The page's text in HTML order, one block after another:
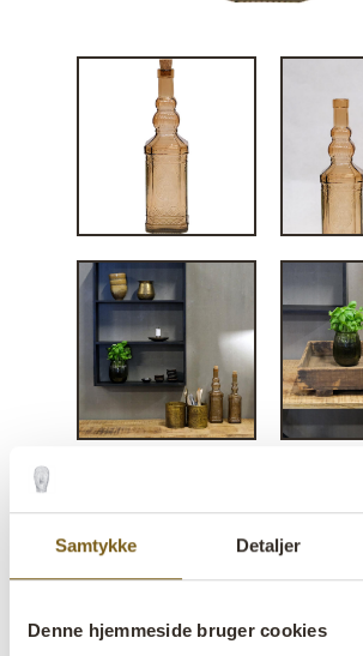
Samtykke Detaljer
Denne hjemmeside bruger cookies
Abigale glasflaske L -
røgfarvet